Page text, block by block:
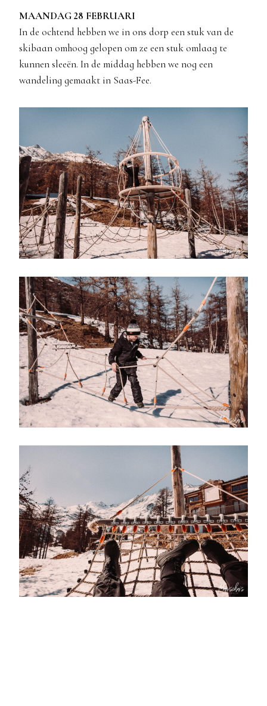
MAANDAG 28 FEBRUARI
In de ochtend hebben we in ons dorp een stuk van de
skibaan omhoog gelopen om ze een stuk omlaag te
kunnen sleeën. In de middag hebben we nog een
wandeling gemaakt in Saas-Fee.